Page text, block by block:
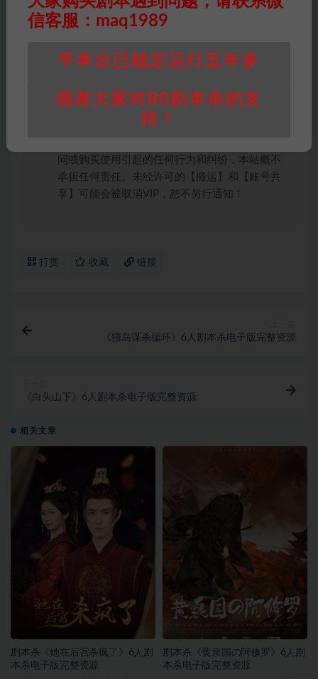
件通知并提供相关证实资料至邮箱
会在三天内下架相关剧本攻略。
积分说明
∶剧本杀下载所需积分非剧本杀资源自
身价值，本站积分为本站收取的赞助费，用于本
站整理资料的时间成本及网站运营所需支出费
问或购买使用引起的任何行为和纠纷，本站概不
承担任何责任。未经许可的【搬运】和【账号共
享】可能会被取消VIP，恕不另行通知！
打赏 收藏 链接
《猫岛谋杀循环》6人剧本杀电子版完整资源
《白头山下》6人剧本杀电子版完整资源
相关文章
剧本杀《她在后宫杀疯了》6人剧
本杀电子版完整资源
剧本杀《黄泉国の阿修罗》6人剧
本杀电子版完整资源
信客服：maq1989
平本台已稳定运行五年多
感谢大家对80剧本杀的支
持！